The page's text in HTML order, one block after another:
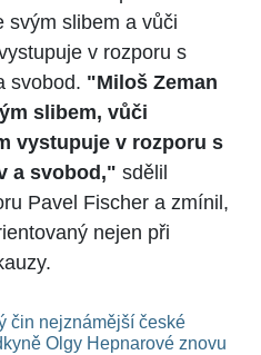
svým slibem a vůči
v rozporu s
svobod. "Miloš Zeman
slibem, vůči
vystupuje v rozporu s
a svobod," sdělil
Pavel Fischer a zmínil,
nejen při
čin nejznámější české
Olgy Hepnarové znovu